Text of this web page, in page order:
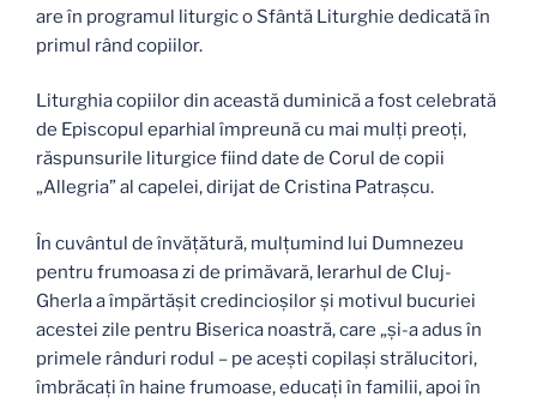
are în programul liturgic o Sfântă Liturghie dedicată în
primul rând copiilor.
Liturghia copiilor din această duminică a fost celebrată
de Episcopul eparhial împreună cu mai mulţi preoţi,
răspunsurile liturgice fiind date de Corul de copii
„Allegria” al capelei, dirijat de Cristina Patraşcu.
În cuvântul de învățătură, mulțumind lui Dumnezeu
pentru frumoasa zi de primăvară, Ierarhul de Cluj-
Gherla a împărtăşit credincioşilor şi motivul bucuriei
acestei zile pentru Biserica noastră, care „şi-a adus în
primele rânduri rodul – pe aceşti copilaşi strălucitori,
îmbrăcaţi în haine frumoase, educaţi în familii, apoi în